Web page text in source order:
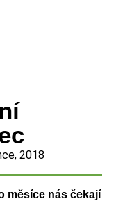
2018
měsíce nás čekají